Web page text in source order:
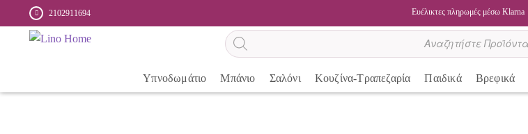
2102911694 Ευέλικτες πληρωμές μέσω Klarna
Αναζήτηση
προϊόντων
Υπνοδωμάτιο Μπάνιο Σαλόνι Κουζίνα-Τραπεζαρία Παιδικά Βρεφικά